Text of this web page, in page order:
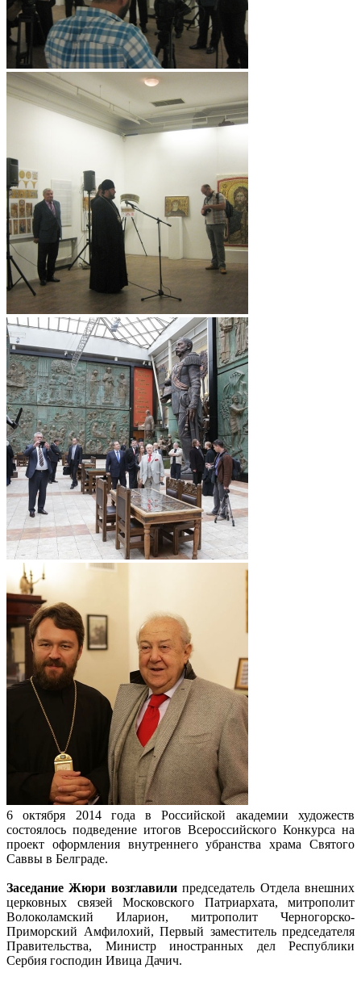
6 октября 2014 года в Российской академии художеств
состоялось подведение итогов Всероссийского Конкурса на
проект оформления внутреннего убранства храма Святого
Саввы в Белграде.
Заседание Жюри возглавилипредседатель Отдела внешних
церковных связей Московского Патриархата, митрополит
Волоколамский Иларион, митрополит Черногорско-
Приморский Амфилохий, Первый заместитель председателя
Правительства, Министр иностранных дел Республики
Сербия господин Ивица Дачич.